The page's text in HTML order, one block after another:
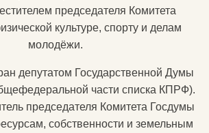
председателя Комитета
культуре, спорту и делам
молодёжи.
депутатом Государственной Думы
части списка КПРФ).
председателя Комитета Госдумы
собственности и земельным